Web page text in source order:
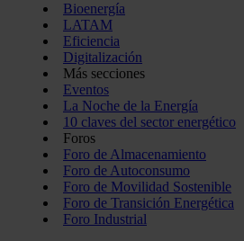
Bioenergía
LATAM
Eficiencia
Digitalización
Más secciones
Eventos
La Noche de la Energía
10 claves del sector energético
Foros
Foro de Almacenamiento
Foro de Autoconsumo
Foro de Movilidad Sostenible
Foro de Transición Energética
Foro Industrial